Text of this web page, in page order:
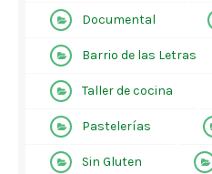
Documental
Barrio de las Letras
Taller de cocina
Pastelerías
Sin Gluten